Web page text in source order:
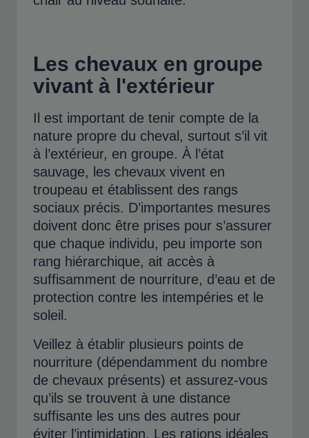
Les chevaux en groupe
vivant à l'extérieur
Il est important de tenir compte de la
nature propre du cheval, surtout s’il vit
à l’extérieur, en groupe. À l’état
sauvage, les chevaux vivent en
troupeau et établissent des rangs
sociaux précis. D’importantes mesures
doivent donc être prises pour s’assurer
que chaque individu, peu importe son
rang hiérarchique, ait accès à
suffisamment de nourriture, d’eau et de
protection contre les intempéries et le
soleil.
Veillez à établir plusieurs points de
nourriture (dépendamment du nombre
de chevaux présents) et assurez-vous
qu’ils se trouvent à une distance
suffisante les uns des autres pour
éviter l’intimidation. Les rations idéales